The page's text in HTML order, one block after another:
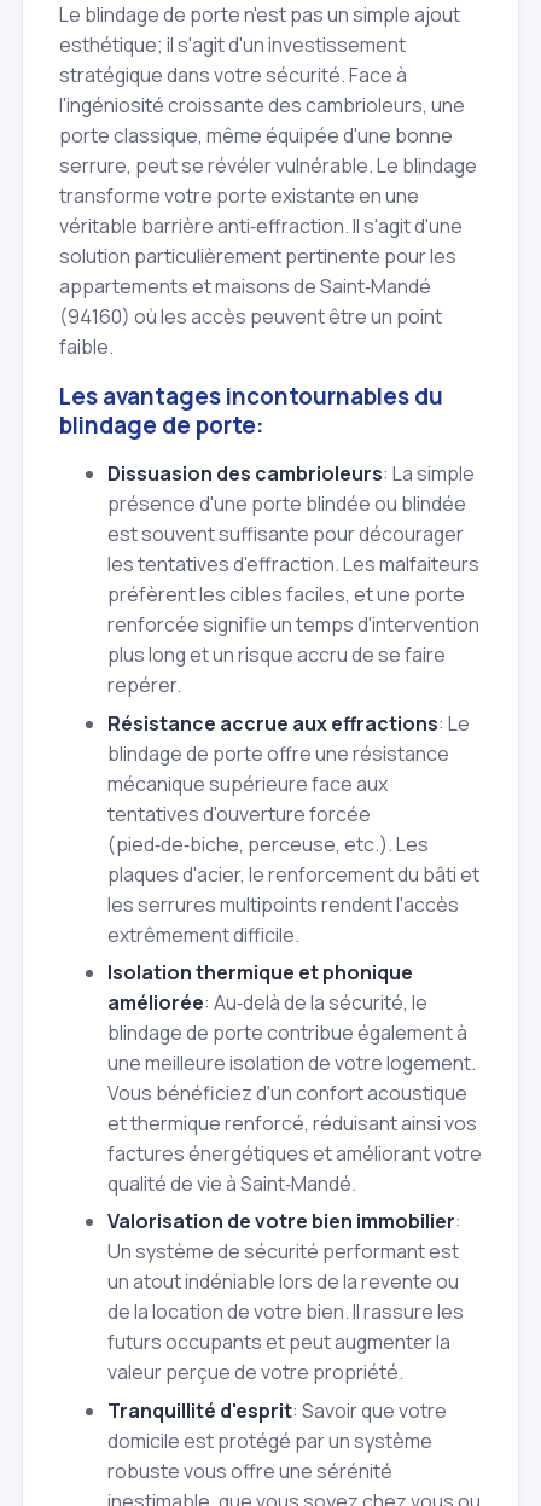
Le blindage de porte n'est pas un simple ajout
esthétique; il s'agit d'un investissement
stratégique dans votre sécurité. Face à
l'ingéniosité croissante des cambrioleurs, une
porte classique, même équipée d'une bonne
serrure, peut se révéler vulnérable. Le blindage
transforme votre porte existante en une
véritable barrière anti‑effraction. Il s'agit d'une
solution particulièrement pertinente pour les
appartements et maisons de Saint‑Mandé
(94160) où les accès peuvent être un point
faible.
Les avantages incontournables du
blindage de porte:
Dissuasion des cambrioleurs: La simple
présence d'une porte blindée ou blindée
est souvent suffisante pour décourager
les tentatives d'effraction. Les malfaiteurs
préfèrent les cibles faciles, et une porte
renforcée signifie un temps d'intervention
plus long et un risque accru de se faire
repérer.
Résistance accrue aux effractions: Le
blindage de porte offre une résistance
mécanique supérieure face aux
tentatives d'ouverture forcée
(pied‑de‑biche, perceuse, etc.). Les
plaques d'acier, le renforcement du bâti et
les serrures multipoints rendent l'accès
extrêmement difficile.
Isolation thermique et phonique
améliorée: Au‑delà de la sécurité, le
blindage de porte contribue également à
une meilleure isolation de votre logement.
Vous bénéficiez d'un confort acoustique
et thermique renforcé, réduisant ainsi vos
factures énergétiques et améliorant votre
qualité de vie à Saint‑Mandé.
Valorisation de votre bien immobilier:
Un système de sécurité performant est
un atout indéniable lors de la revente ou
de la location de votre bien. Il rassure les
futurs occupants et peut augmenter la
valeur perçue de votre propriété.
Tranquillité d'esprit: Savoir que votre
domicile est protégé par un système
robuste vous offre une sérénité